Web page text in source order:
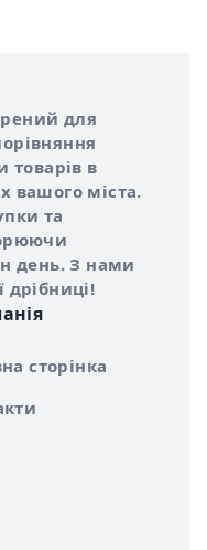
для
товарів в
вашого міста.
та
день. З нами
дрібниці!
сторінка